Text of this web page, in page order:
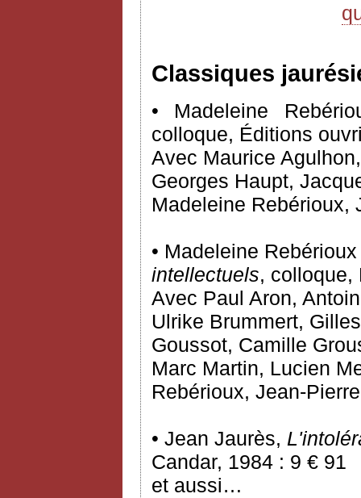
Classiques
• Madeleine
colloque, Éditions
Avec Maurice
Georges Haupt,
Madeleine Rebérioux,
• Madeleine
intellectuels, colloque,
Avec Paul Aron,
Ulrike Brummert,
Goussot, Camille
Marc Martin, Lucien
Rebérioux, Jean-
• Jean Jaurès,
Candar, 1984 : 9 € 91
et aussi…